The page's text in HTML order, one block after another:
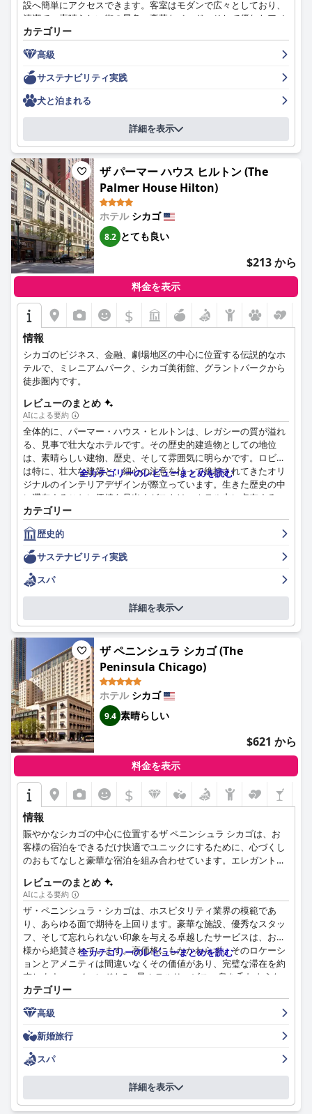
設へ簡単にアクセスできます。客室はモダンで広々としており、
清潔で、素晴らしい街の景色、豪華なベッド、そして優れたアメ
ニティが備わっています。スタッフは並外れていて、フレンドリ
ーでプロフェッショナルであり、ゲストに感謝の気持ちを与える
ような完璧なサービスを提供します。朝食と夕食の評価は分かれ
ていますが、ランチレストランは一貫して高い評価を受けていま
す。ホテルは極めて清潔であることで知られており、駐車場も利
用可能ですが、料金は一部のゲストにとって高額かもしれませ
ん。ほとんどのゲストは、ホテルが期待を上回り、卓越した5つ
星の高級体験を提供していると感じていますが、価格に見合う基
本的な細部への配慮が改善される余地があると感じている人もい
ます。
カテゴリー
高級
サステナビリティ実践
犬と泊まれる
詳細を表示
ザ パーマー ハウス ヒルトン (The
Palmer House Hilton)
ホテル シカゴ
8.2 とても良い
$213 から
料金を表示
$
情報
シカゴのビジネス、金融、劇場地区の中心に位置する伝説的なホ
テルで、ミレニアムパーク、シカゴ美術館、グラントパークから
徒歩圏内です。
レビューのまとめ
AIによる要約
全体的に、パーマー・ハウス・ヒルトンは、レガシーの質が溢れ
る、見事で壮大なホテルです。その歴史的建造物としての地位
は、素晴らしい建物、歴史、そして雰囲気に明らかです。ロビー
は特に、壮大な建築と、細心の注意を払って維持されてきたオリ
ジナルのインテリアデザインが際立っています。生きた歴史の中
に滞在することに価値を見出すゲストは、ホテル内に点在する
様々な歴史的な要素を楽しむことができるでしょう。アメニティ
は期待外れかもしれませんが、この古い伝統的なホテルは、見事
な建築と、長年にわたって受け継がれてきた豊かな歴史を持ち、
印象的に作られ、維持されています。美しく歴史的な体験を求め
る方には、間違いなく訪れる価値があります。
全カテゴリーのレビューまとめを読む
カテゴリー
歴史的
サステナビリティ実践
スパ
詳細を表示
ザ ペニンシュラ シカゴ (The
Peninsula Chicago)
ホテル シカゴ
9.4 素晴らしい
$621 から
料金を表示
$
情報
賑やかなシカゴの中心に位置するザ ペニンシュラ シカゴは、お
客様の宿泊をできるだけ快適でユニックにするために、心づくし
のおもてなしと豪華な宿泊を組み合わせています。エレガントな
ラマの眺めを提供する屋上バーまで、レジャーの旅行でも、出張
でも、夢のようなウェディングを行っても、このホテルは理想な
選択であります。
レビューのまとめ
AIによる要約
ザ・ペニンシュラ・シカゴは、ホスピタリティ業界の模範であ
り、あらゆる面で期待を上回ります。豪華な施設、優秀なスタッ
フ、そして忘れられない印象を与える卓越したサービスは、お客
様から絶賛されています。高価格にもかかわらず、そのロケーシ
ョンとアメニティは間違いなくその価値があり、完璧な滞在を約
束します。ハイエンドな5つ星ホテルサービス、息を呑むような
美しい施設、そしてワールドクラスのアメニティを備えたペニン
シュラは、お客様が何度も足を運びたくなるような忘れられない
体験を提供します。このホテルは、最高を求める旅行者にとっ
て、ぜひ訪れたい場所です。
全カテゴリーのレビューまとめを読む
カテゴリー
高級
新婚旅行
スパ
詳細を表示